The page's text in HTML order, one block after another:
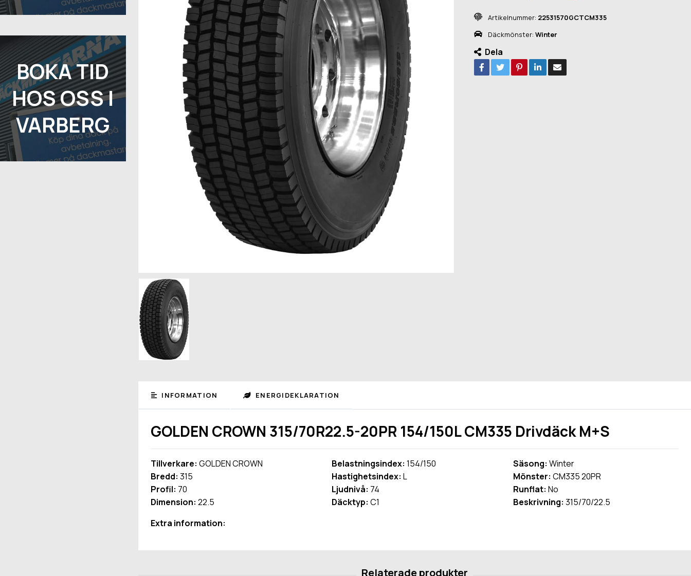
BOKA TID
HOS OSS I
VARBERG
Artikelnummer: 22531570GCTCM335
Däckmönster: Winter
Dela
INFORMATION ENERGIDEKLARATION
GOLDEN CROWN 315/70R22.5-20PR 154/150L CM335 Drivdäck M+S
Tillverkare: GOLDEN CROWN
Bredd: 315
Profil: 70
Dimension: 22.5
Belastningsindex: 154/150
Hastighetsindex: L
Ljudnivå: 74
Däcktyp: C1
Säsong: Winter
Mönster: CM335 20PR
Runflat: No
Beskrivning: 315/70/22.5
Extra information: